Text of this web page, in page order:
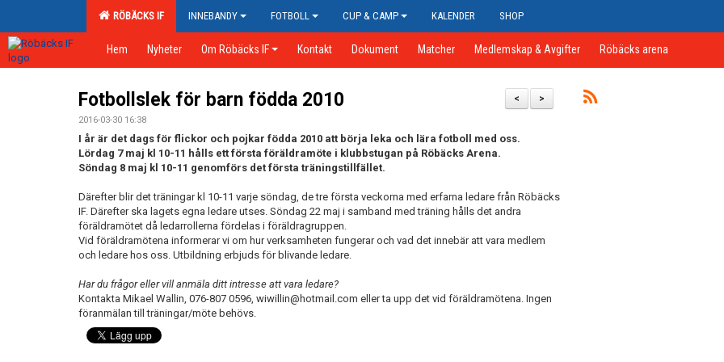
RÖBÄCKS IF INNEBANDY FOTBOLL CUP & CAMP KALENDER SHOP
Hem Nyheter Om Röbäcks IF Kontakt Dokument Matcher Medlemskap & Avgifter Röbäcks arena
>
<
Fotbollslek för barn födda 2010
2016-03-30 16:38
I år är det dags för flickor och pojkar födda 2010 att börja leka och lära fotboll med oss.
Lördag 7 maj kl 10-11 hålls ett första föräldramöte i klubbstugan på Röbäcks Arena.
Söndag 8 maj kl 10-11 genomförs det första träningstillfället.
Därefter blir det träningar kl 10-11 varje söndag, de tre första veckorna med erfarna ledare från Röbäcks
IF. Därefter ska lagets egna ledare utses. Söndag 22 maj i samband med träning hålls det andra
föräldramötet då ledarrollerna fördelas i föräldragruppen.
Vid föräldramötena informerar vi om hur verksamheten fungerar och vad det innebär att vara medlem
och ledare hos oss. Utbildning erbjuds för blivande ledare.
Har du frågor eller vill anmäla ditt intresse att vara ledare?
Kontakta Mikael Wallin, 076-807 0596, wiwillin@hotmail.com eller ta upp det vid föräldramötena. Ingen
föranmälan till träningar/möte behövs.